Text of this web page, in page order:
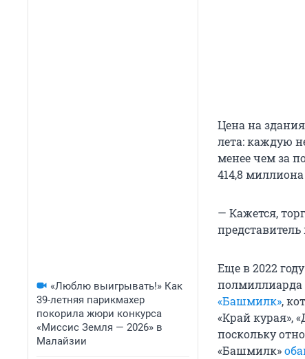
«Люблю выигрывать!» Как
39-летняя парикмахер
покорила жюри конкурса
«Миссис Земля — 2026» в
Малайзии
Цена на
лета: каждую
менее чем за
414,8
— Кажется,
Еще в 2022
полмиллиарда
«Башмилк»,
«Край курая»,
поскольку
«Башмилк»